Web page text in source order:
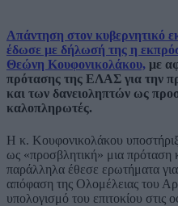
Απάντηση στον
έδωσε με δήλωσή της η
Θεώνη Κουφονικολάκου, με
πρότασης της ΕΛΑΣ για την
και των δανειοληπτών ως
καλοπληρωτές.
Η κ. Κουφονικολάκου
ως «προσβλητική» μια πρόταση
παράλληλα έθεσε ερωτήματα
απόφαση της Ολομέλειας του
υπολογισμό του επιτοκίου στις